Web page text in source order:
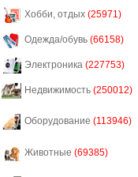
Хобби, отдых (25971)
Одежда/обувь (66158)
Электроника (227753)
Недвижимость (250012)
Оборудование (113946)
Животные (69385)